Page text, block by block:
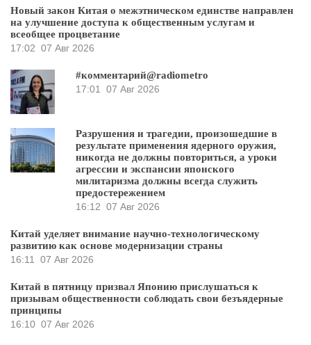
Новый закон Китая о межэтническом единстве направлен
на улучшение доступа к общественным услугам и
всеобщее процветание
17:02 07 Авг 2026
#комментарий@radiometro
17:01
07 Авг 2026
Разрушения и трагедии, произошедшие в
результате применения ядерного оружия,
никогда не должны повториться, а уроки
агрессии и экспансии японского
милитаризма должны всегда служить
предостережением
16:12 07 Авг 2026
Китай уделяет внимание научно-технологическому
развитию как основе модернизации страны
16:11
07 Авг 2026
Китай в пятницу призвал Японию прислушаться к
призывам общественности соблюдать свои безъядерные
принципы
16:10 07 Авг 2026